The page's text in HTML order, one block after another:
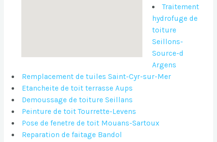
Traitement
hydrofuge de
toiture
Seillons-
Source-d
Argens
Remplacement de tuiles Saint-Cyr-sur-Mer
Etancheite de toit terrasse Aups
Demoussage de toiture Seillans
Peinture de toit Tourrette-Levens
Pose de fenetre de toit Mouans-Sartoux
Reparation de faitage Bandol